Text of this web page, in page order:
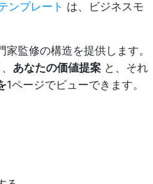
ンプレート は、ビジネスモ
監修の構造を提供します。
あなたの価値提案 と、それ
1ページでビューできます。